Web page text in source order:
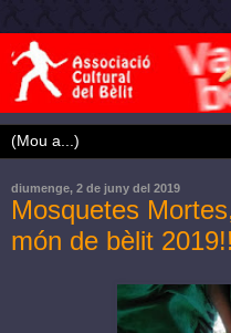
diumenge, 2 de juny del 2019
Mosquetes
món de bèlit